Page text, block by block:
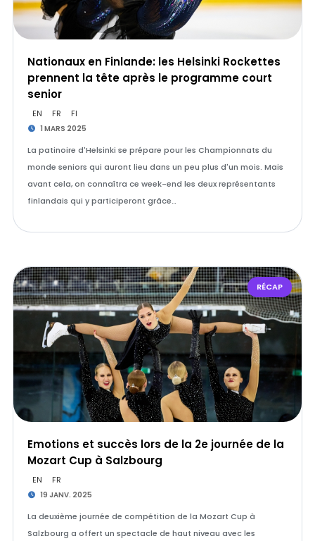
Nationaux en Finlande: les Helsinki Rockettes
prennent la tête après le programme court
senior
EN FR FI
1 MARS 2025
La patinoire d'Helsinki se prépare pour les Championnats du
monde seniors qui auront lieu dans un peu plus d'un mois. Mais
avant cela, on connaîtra ce week-end les deux représentants
finlandais qui y participeront grâce…
RÉCAP
Emotions et succès lors de la 2e journée de la
Mozart Cup à Salzbourg
EN FR
19 JANV. 2025
La deuxième journée de compétition de la Mozart Cup à
Salzbourg a offert un spectacle de haut niveau avec les